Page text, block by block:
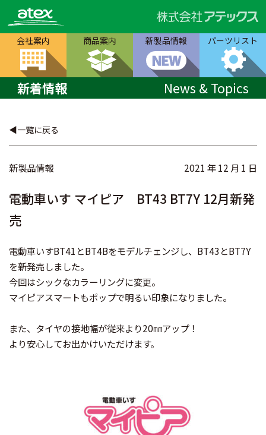
会社案内 商品案内 新製品情報 パーツリスト
新着情報 News & Topics
一覧に戻る
新製品情報 2021 年 12 月 1 日
電動車いす マイピア BT43 BT7Y 12月新発
売
電動車いすBT41とBT4Bをモデルチェンジし、BT43とBT7Y
を新発売しました。
今回はシックなカラーリングに変更。
マイピアスマートもポップで明るい印象になりました。
また、タイヤの接地幅が従来より20㎜アップ！
より安心してお出かけいただけます。